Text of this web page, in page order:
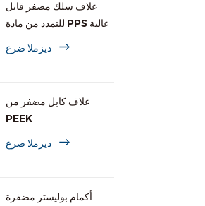
غلاف سلك مضفر قابل
للتمدد من مادة PPS عالية
ديزملا ضرع
غلاف كابل مضفر من
PEEK
ديزملا ضرع
أكمام بوليستر مضفرة